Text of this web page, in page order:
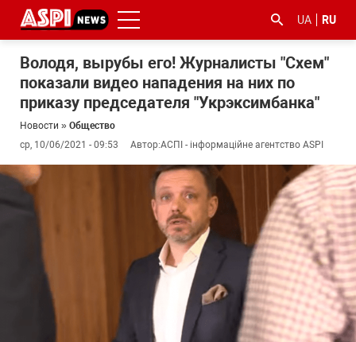
UA RU
Володя, вырубы его! Журналисты "Схем"
показали видео нападения на них по
приказу председателя "Укрэксимбанка"
Новости » Общество
ср, 10/06/2021 - 09:53
Автор:АСПІ - інформаційне агентство ASPI
#ООС #гфс #Киев #коронавірус